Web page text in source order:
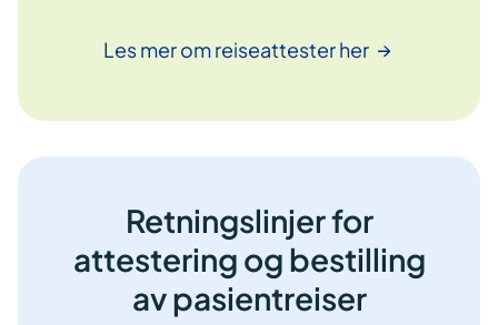
Les mer om reiseattesterher
Retningslinjer for
attestering og bestilling
av pasientreiser